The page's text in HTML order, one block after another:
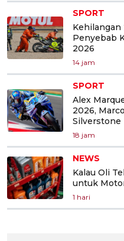
SPORT
Kehilangan
Penyebab
2026
14 jam
SPORT
Alex
2026,
Silverstone
18 jam
NEWS
Kalau Oli
untuk
1 hari